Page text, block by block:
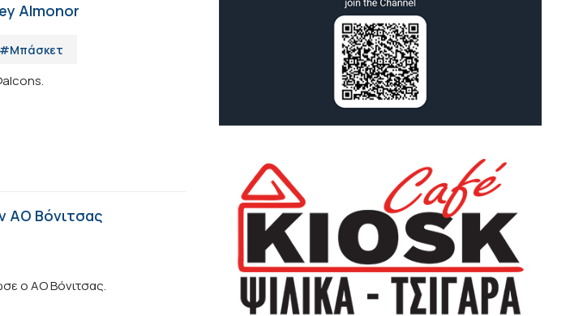
Almonor
#Μπάσκετ
ΑΟ Βόνιτσας
ο ΑΟ Βόνιτσας.